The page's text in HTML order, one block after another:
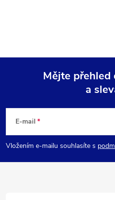
p
a
Mějte přehled
a
E-mail
Vložením e-mailu souhlasíte s